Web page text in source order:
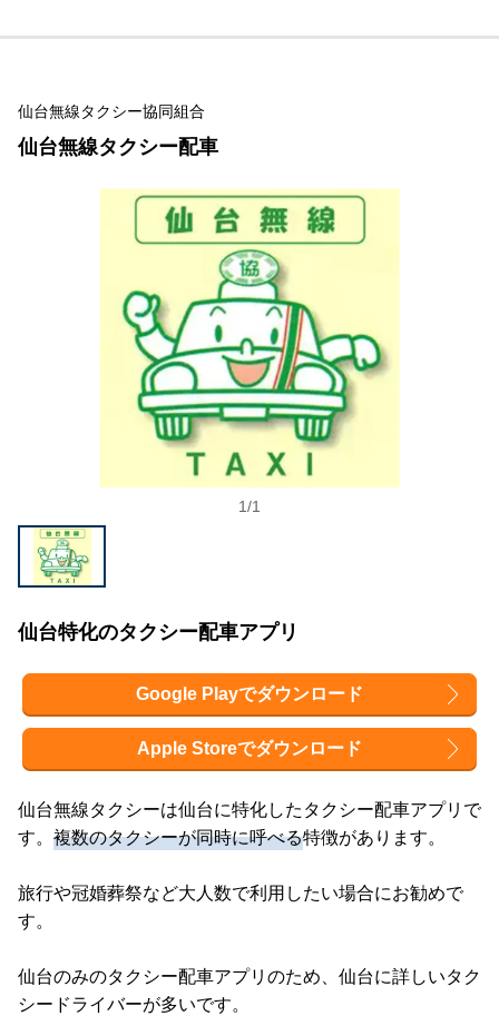
仙台無線タクシー協同組合
仙台無線タクシー配車
1/1
仙台特化のタクシー配車アプリ
Google Playでダウンロード
Apple Storeでダウンロード
仙台無線タクシーは仙台に特化したタクシー配車アプリで
す。 複数のタクシーが同時に呼べる特徴があります。
旅行や冠婚葬祭など大人数で利用したい場合にお勧めで
す。
仙台のみのタクシー配車アプリのため、仙台に詳しいタク
シードライバーが多いです。